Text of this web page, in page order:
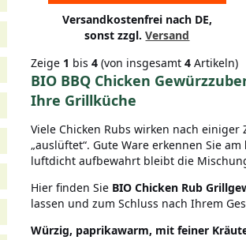
Versandkostenfrei nach DE,
sonst zzgl.Versand
Zeige 1 bis 4 (von insgesamt 4 Artikeln)
BIO BBQ Chicken
Ihre Grillküche
Viele Chicken Rubs wirken nach
„auslüftet“. Gute Ware erkennen Sie am
luftdicht aufbewahrt bleibt die
Hier finden Sie BIO Chicken Rub
lassen und zum Schluss nach Ihrem
Würzig, paprikawarm, mit feiner